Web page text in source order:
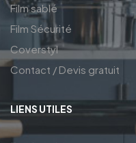
Film sablé
Film Sécurité
Coverstyl
Contact / Devis gratuit
LIENS UTILES